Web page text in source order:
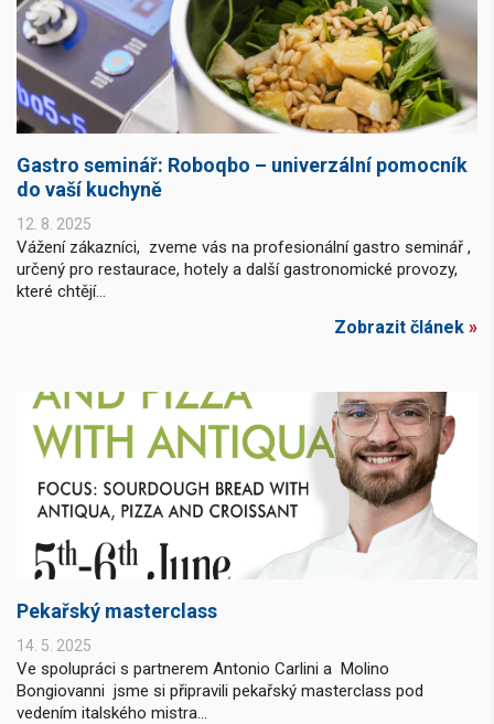
Gastro seminář: Roboqbo – univerzální pomocník
do vaší kuchyně
12. 8. 2025
Vážení zákazníci, zveme vás na profesionální gastro seminář ,
určený pro restaurace, hotely a další gastronomické provozy,
které chtějí...
Zobrazit článek »
Pekařský masterclass
14. 5. 2025
Ve spolupráci s partnerem Antonio Carlini a Molino
Bongiovanni jsme si připravili pekařský masterclass pod
vedením italského mistra...